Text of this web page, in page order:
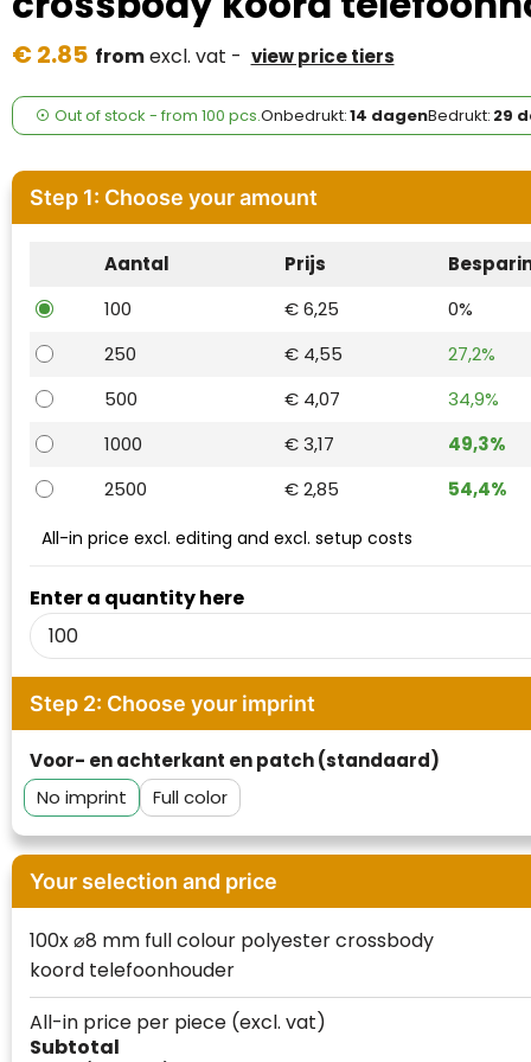
Fresh 'n Rebel
GolfOriginals
James Harvest
Kingcap
MyKit
Ocean Bottle
Parker
Waterman
€ 2.85 fromexcl. vat - view price tiers
Out of stock - from 100 pcs.Onbedrukt:14 dagenBedrukt: 29
Step 1: Choose your amount
Aantal Prijs
100
€ 6,25
0%
250
€ 4,55
27,2%
500
€ 4,07
34,9%
1000
€ 3,17
49,3%
2500
€ 2,85 54,4%
Enter a quantity here
All-in price excl. editing and excl. setup costs
Step 2: Choose your imprint
Voor- en achterkant en patch (standaard)
No imprint
Full color
Your selection and price
100x ⌀8 mm full colour polyester crossbody
koord telefoonhouder
Subtotal
All-in price per piece (excl. vat)